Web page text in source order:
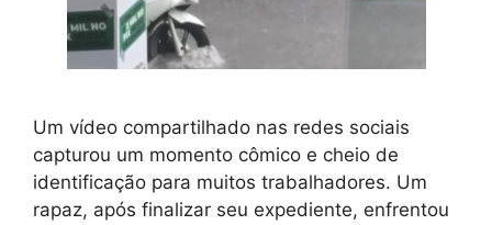
Um vídeo compartilhado nas redes sociais
capturou um momento cômico e cheio de
identificação para muitos trabalhadores. Um
rapaz, após finalizar seu expediente, enfrentou